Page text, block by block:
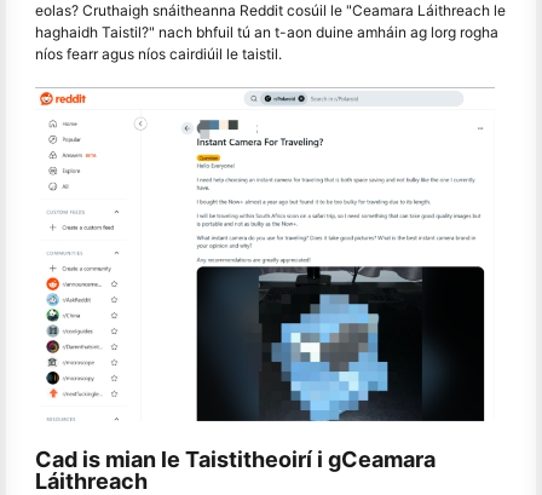
eolas? Cruthaigh snáitheanna Reddit cosúil le "Ceamara Láithreach le
haghaidh Taistil?" nach bhfuil tú an t-aon duine amháin ag lorg rogha
níos fearr agus níos cairdiúil le taistil.
Cad is mian le Taistitheoirí i gCeamara
Láithreach